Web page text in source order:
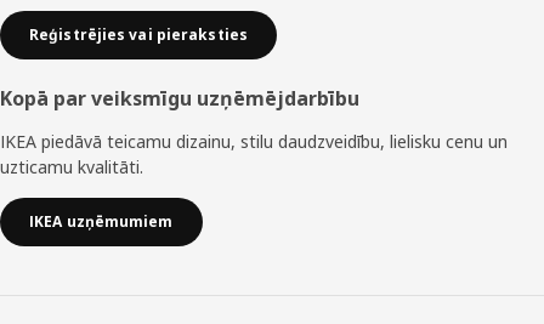
Reģistrējies vai pieraksties
Kopā par veiksmīgu uzņēmējdarbību
IKEA piedāvā teicamu dizainu, stilu daudzveidību, lielisku cenu un
uzticamu kvalitāti.
IKEA uzņēmumiem